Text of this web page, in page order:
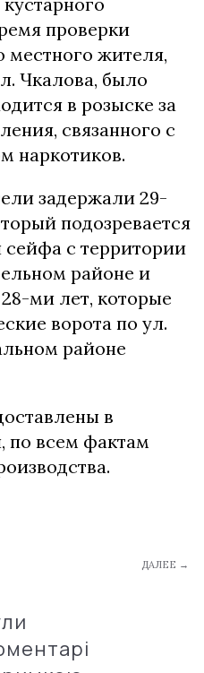
проверки
местного жителя,
Чкалова, было
в розыске за
связанного с
наркотиков.
задержали 29-
подозревается
с территории
районе и
ми лет, которые
ворота по ул.
районе
в
по всем фактам
ДАЛЕЕ →